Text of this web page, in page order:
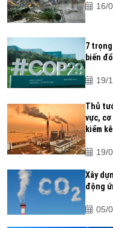
16/
7
biến
19/
Thủ
vực,
kiểm
19/
Xây
động
05/